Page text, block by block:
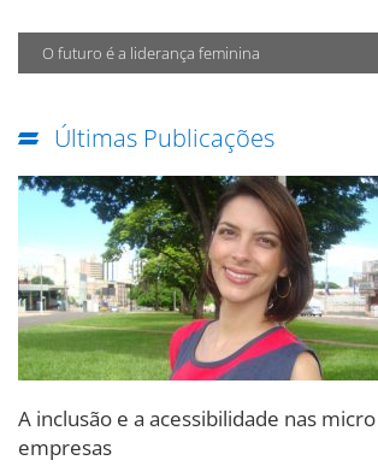
O futuro é a liderança feminina
Últimas Publicações
A inclusão e a acessibilidade nas
empresas